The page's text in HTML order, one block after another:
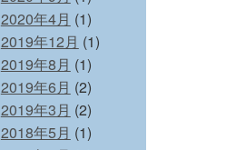
2020年4月 (1)
2019年12月 (1)
2019年8月 (1)
2019年6月 (2)
2019年3月 (2)
2018年5月 (1)